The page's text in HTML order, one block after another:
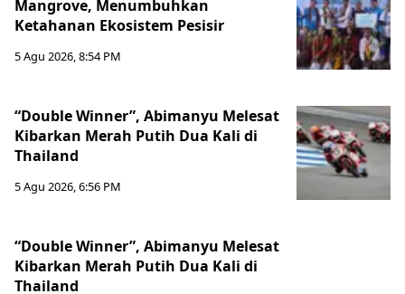
Mangrove, Menumbuhkan
Ketahanan Ekosistem Pesisir
5 Agu 2026, 8:54 PM
“Double Winner”, Abimanyu Melesat
Kibarkan Merah Putih Dua Kali di
Thailand
5 Agu 2026, 6:56 PM
“Double Winner”, Abimanyu Melesat
Kibarkan Merah Putih Dua Kali di
Thailand